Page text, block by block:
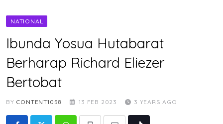
NATIONAL
Ibunda Yosua Hutabarat
Berharap Richard Eliezer
Bertobat
BY CONTENT1058 13 FEB 2023 3 YEARS AGO